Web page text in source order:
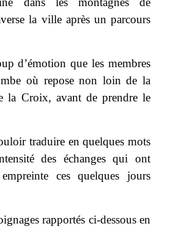
la ville après un parcours
d’émotion que les membres
où repose non loin de la
la Croix, avant de prendre le
traduire en quelques mots
des échanges qui ont
ces quelques jours
rapportés ci-dessous en